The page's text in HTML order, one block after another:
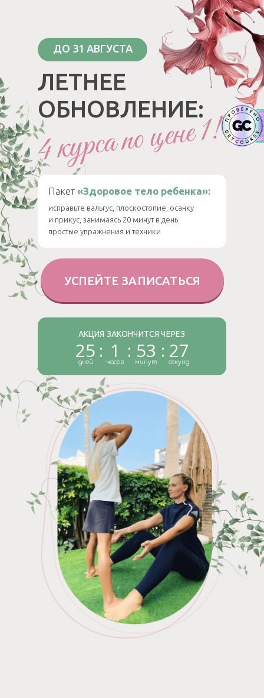
ДО 31 АВГУСТА
УСПЕЙТЕ ЗАПИСАТЬСЯ
АКЦИЯ ЗАКОНЧИТСЯ ЧЕРЕЗ
ЛЕТНЕЕ
ОБНОВЛЕНИЕ:
25
дней : 1
часов : 53
минут : 26
секунд
Пакет «Здоровое тело ребенка»:
исправьте вальгус, плоскостопие, осанку
и прикус, занимаясь 20 минут в день:
простые упражнения и техники